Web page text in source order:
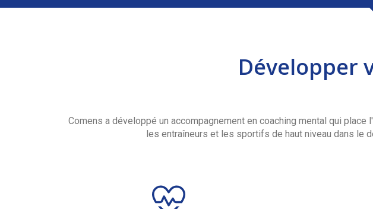
Développer
Comens a développé un accompagnement en coaching mental qui
les entraîneurs et les sportifs de haut niveau dans le